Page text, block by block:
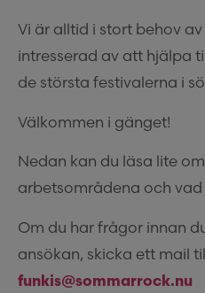
Vi är alltid i stort behov
intresserad av att hjälpa
de största festivalerna i
Välkommen i gänget!
Nedan kan du läsa lite
arbetsområdena och vad
Om du har frågor innan
ansökan, skicka ett mail
funkis@sommarrock.nu